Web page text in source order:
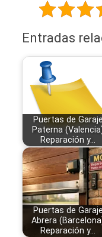
Entradas
Puertas de Garaje
Paterna
Reparación y…
Puertas de Garaje
Abrera
Reparación y…